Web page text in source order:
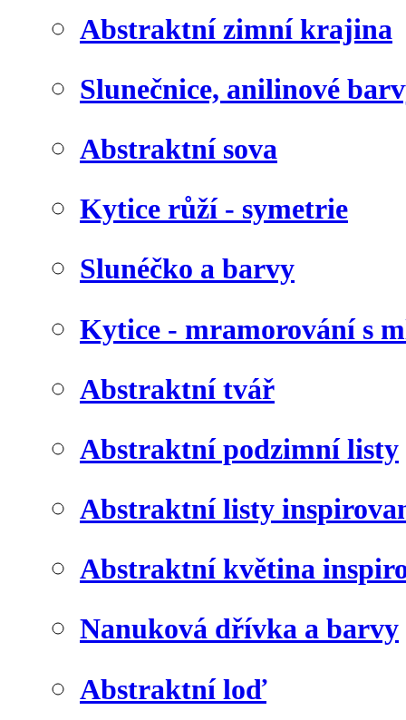
Abstraktní zimní krajina
Slunečnice, anilinové
Abstraktní sova
Kytice růží - symetrie
Slunéčko a barvy
Kytice - mramorování s
Abstraktní tvář
Abstraktní podzimní listy
Abstraktní listy
Abstraktní květina
Nanuková dřívka a barvy
Abstraktní loď